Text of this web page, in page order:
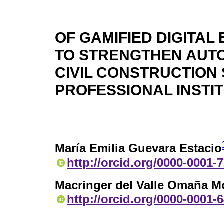
OF GAMIFIED DIGITAL
TO STRENGTHEN
CIVIL CONSTRUCTION
PROFESSIONAL
María Emilia Guevara Estacio
http://orcid.org/0000-0001-
Macringer del Valle Omaña
http://orcid.org/0000-0001-